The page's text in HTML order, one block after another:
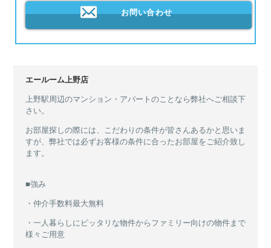
お問い合わせ
エールーム上野店
上野駅周辺のマンション・アパートのことなら弊社へご相談下
さい。
お部屋探しの際には、こだわりの条件が皆さんあるかと思いま
すが、弊社では必ずお客様の条件に合ったお部屋をご紹介致し
ます。
■強み
・仲介手数料最大無料
・一人暮らしにピッタリな物件からファミリー向けの物件まで
様々ご用意